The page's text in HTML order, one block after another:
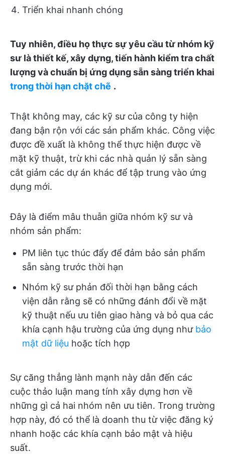
Triển khai nhanh chóng
Tuy nhiên, điều họ thực sự yêu cầu từ nhóm kỹ
sư là thiết kế, xây dựng, tiến hành kiểm tra chất
lượng và chuẩn bị ứng dụng sẵn sàng triển khai
trong thời hạn chặt chẽ .
Thật không may, các kỹ sư của công ty hiện
đang bận rộn với các sản phẩm khác. Công việc
được đề xuất là không thể thực hiện được về
mặt kỹ thuật, trừ khi các nhà quản lý sẵn sàng
cắt giảm các dự án khác để tập trung vào ứng
dụng mới.
Đây là điểm mâu thuẫn giữa nhóm kỹ sư và
nhóm sản phẩm:
PM liên tục thúc đẩy để đảm bảo sản phẩm
sẵn sàng trước thời hạn
Nhóm kỹ sư phản đối thời hạn bằng cách
viện dẫn rằng sẽ có những đánh đổi về mặt
kỹ thuật nếu ưu tiên giao hàng và bỏ qua các
khía cạnh hậu trường của ứng dụng như bảo
mật dữ liệu hoặc tích hợp
Sự căng thẳng lành mạnh này dẫn đến các
cuộc thảo luận mang tính xây dựng hơn về
những gì cả hai nhóm nên ưu tiên. Trong trường
hợp này, đó có thể là doanh thu từ việc đăng ký
nhanh hoặc các khía cạnh bảo mật và hiệu
suất.